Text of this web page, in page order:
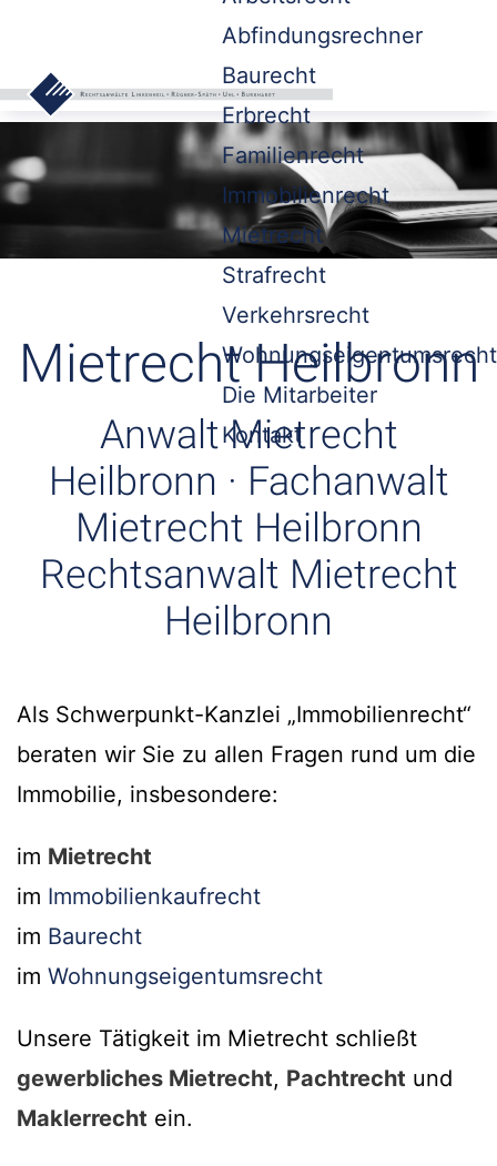
Abfindungsrechner
Baurecht
Erbrecht
Familienrecht
Immobilienrecht
Mietrecht
Strafrecht
Verkehrsrecht
Wohnungseigentumsrecht
Die Mitarbeiter
Kontakt
Mietrecht Heilbronn
Anwalt Mietrecht
Heilbronn · Fachanwalt
Mietrecht Heilbronn
Rechtsanwalt Mietrecht
Heilbronn
Als Schwerpunkt-Kanzlei „Immobilienrecht“
beraten wir Sie zu allen Fragen rund um die
Immobilie, insbesondere:
im Mietrecht
im Immobilienkaufrecht
im Baurecht
im Wohnungseigentumsrecht
Unsere Tätigkeit im Mietrecht schließt
gewerbliches Mietrecht, Pachtrecht und
Maklerrecht ein.